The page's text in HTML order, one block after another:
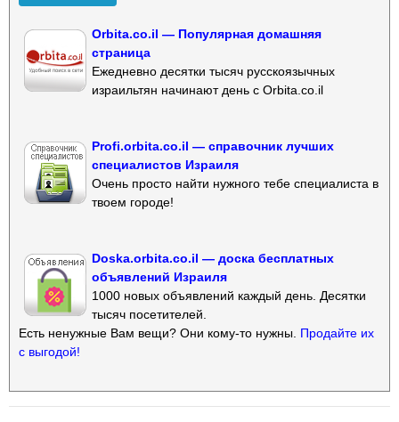
Orbita.co.il — Популярная домашняя
страница
Ежедневно десятки тысяч русскоязычных
израильтян начинают день с Orbita.co.il
Profi.orbita.co.il — справочник лучших
специалистов Израиля
Очень просто найти нужного тебе специалиста в
твоем городе!
Doska.orbita.co.il — доска бесплатных
объявлений Израиля
1000 новых объявлений каждый день. Десятки
тысяч посетителей.
Есть ненужные Вам вещи? Они кому-то нужны. Продайте их
с выгодой!